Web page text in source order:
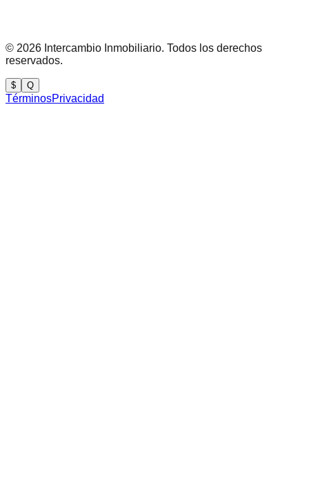
© 2026 Intercambio Inmobiliario. Todos los derechos
reservados.
$ Q
TérminosPrivacidad